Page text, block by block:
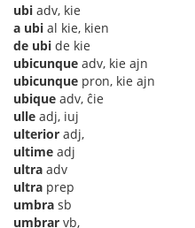
ubi adv, kie
a ubi al kie, kien
de ubi de kie
ubicunque adv, kie ajn
ubicunque pron, kie ajn
ubique adv, ĉie
ulle adj, iuj
ulterior adj,
ultime adj
ultra adv
ultra prep
umbra sb
umbrar vb,